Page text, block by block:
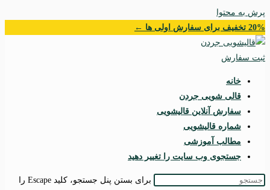
پرش به محتوا
20% تخفیف برای سفارش اولی ها ←
ثبت سفارش
خانه
قالی شویی جردن
سفارش آنلاین قالیشویی
شماره قالیشویی
مطالب آموزشی
جستجوی وب سایت را تغییر دهید
برای بستن پنل جستجو، کلید Escape را